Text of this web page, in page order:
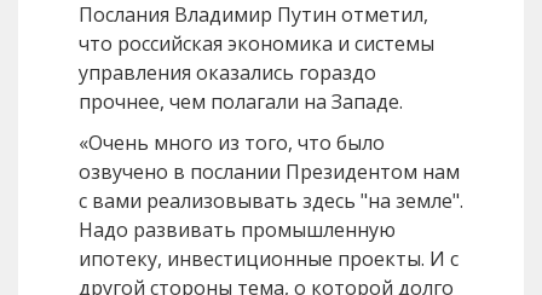
Послания Владимир Путин отметил,
что российская экономика и системы
управления оказались гораздо
прочнее, чем полагали на Западе.
«Очень много из того, что было
озвучено в послании Президентом нам
с вами реализовывать здесь "на земле".
Надо развивать промышленную
ипотеку, инвестиционные проекты. И с
другой стороны тема, о которой долго